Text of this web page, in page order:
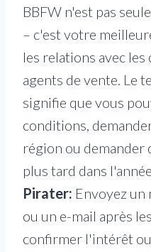
BBFW n'est pas
– c'est votre
les relations avec
agents de vente. Le
signifie que vous
conditions,
région ou demander
plus tard dans
Pirater: Envoyez un
ou un e-mail après
confirmer l'intérêt